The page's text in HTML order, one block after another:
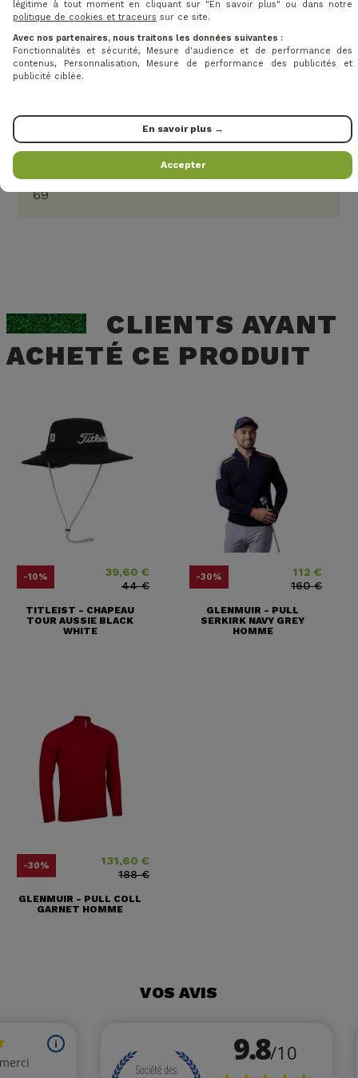
Vous avez besoin d'aide ?
Contactez notre équipe !
Faites confiance à l'expertise de Baptiste et de
notre équipe pour vous aider dans le choix de
chaussures, les chariots, les sacs ou les
accessoires, nous vous aiderons à sélectionner
les produits les plus adaptés à vos besoins.
N'hésitez pas à nous contacter au 07 84 58 69
69
CLIENTS AYANT
ACHETÉ CE PRODUIT
-10% 39,60 €
Prix ​​habituel
44 €
TITLEIST - CHAPEAU
TOUR AUSSIE BLACK
WHITE
-30% 112 €
Prix ​​habituel
160 €
GLENMUIR - PULL
SERKIRK NAVY GREY
HOMME
-30% 131,60 €
Prix ​​habituel
188 €
GLENMUIR - PULL COLL
GARNET HOMME
VOS AVIS
légitime à tout moment en cliquant sur "En savoir plus" ou dans notre
politique de cookies et traceurs sur ce site.
Avec nos partenaires, nous traitons les données suivantes :
Fonctionnalités et sécurité, Mesure d'audience et de performance des
contenus, Personnalisation, Mesure de performance des publicités et
publicité ciblée.
En savoir plus →
Accepter